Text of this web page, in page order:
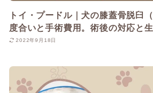
トイ・プードル｜犬の膝蓋骨脱臼
度合いと手術費用。術後の対応と
2022年9月18日